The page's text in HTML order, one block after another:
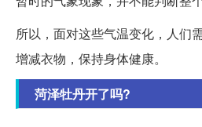
所以，面对这些气温变化，人们
增减衣物，保持身体健康。
菏泽牡丹开了吗?